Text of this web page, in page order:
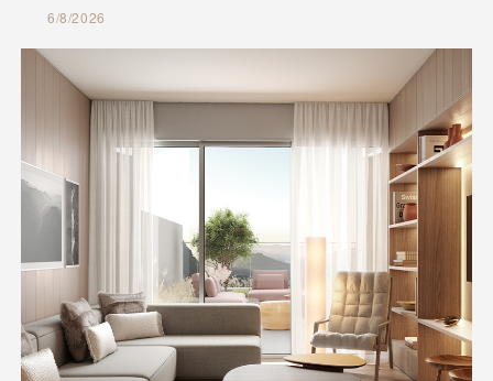
6/8/2026